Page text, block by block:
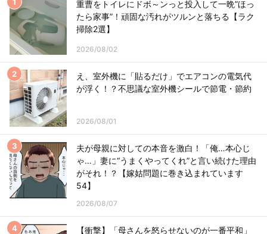
重曹をトイレにドボ～ンっと投入して一晩”ほっ
たら家事”！頑固な汚れがツルンと落ちる【ラク
掃除2選】
2026/08/02
え、室外機に「貼るだけ」でエアコンの電気代
が浮く！？不思議な室外機シールで節電・節約
2026/08/01
夫が母親に対しての本音を激白！「俺…本心じ
ゃ…」妻に“うまくやってくれ”と言い続けた理由
がそれ！？【嫁姑問題に巻き込まれています
54】
2026/08/07
【衝撃】「母さんを怒らせないのが一番平和」